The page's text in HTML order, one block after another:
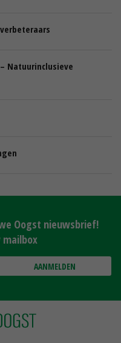
Natuurinclusieve
Oogst nieuwsbrief!
mailbox
AANMELDEN